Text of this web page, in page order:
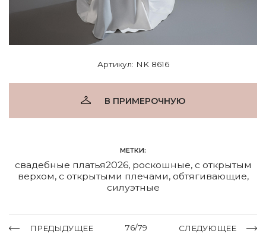
Артикул: NK 8616
В ПРИМЕРОЧНУЮ
МЕТКИ:
свадебные платья2026, роскошные, с открытым
верхом, с открытыми плечами, обтягивающие,
силуэтные
ПРЕДЫДУЩЕЕ 76/79 СЛЕДУЮЩЕЕ